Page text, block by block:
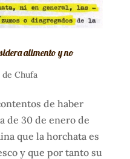
alimento y no
Chufa
de haber
de 30 de enero de
que la horchata es
y que por tanto su